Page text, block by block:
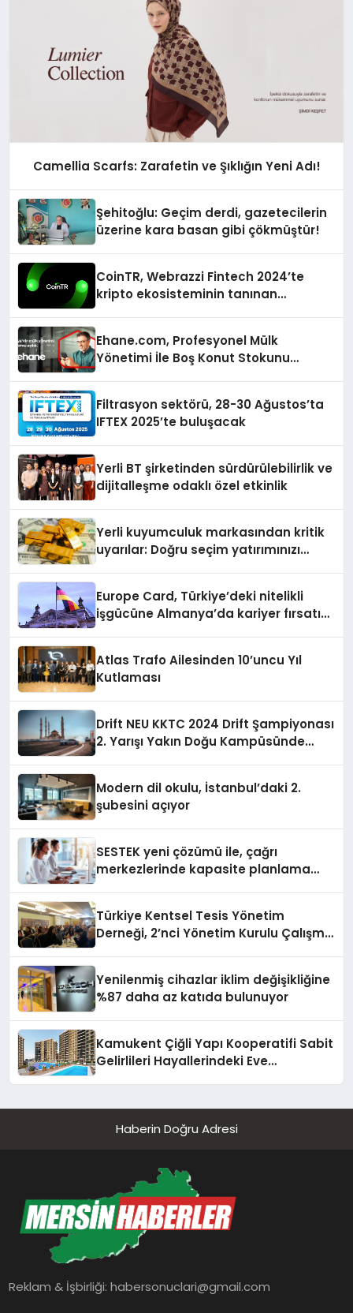
Camellia Scarfs: Zarafetin ve Şıklığın Yeni Adı!
Şehitoğlu: Geçim derdi, gazetecilerin
üzerine kara basan gibi çökmüştür!
CoinTR, Webrazzi Fintech 2024’te
kripto ekosisteminin tanınan
Ehane.com, Profesyonel Mülk
Yönetimi İle Boş Konut Stokunu
Filtrasyon sektörü, 28-30 Ağustos’ta
IFTEX 2025’te buluşacak
Yerli BT şirketinden sürdürülebilirlik ve
dijitalleşme odaklı özel etkinlik
Yerli kuyumculuk markasından kritik
uyarılar: Doğru seçim yatırımınızı
Europe Card, Türkiye’deki nitelikli
işgücüne Almanya’da kariyer fırsatı
Atlas Trafo Ailesinden 10’uncu Yıl
Kutlaması
Drift NEU KKTC 2024 Drift Şampiyonası
2. Yarışı Yakın Doğu Kampüsünde
Modern dil okulu, İstanbul’daki 2.
şubesini açıyor
SESTEK yeni çözümü ile, çağrı
merkezlerinde kapasite planlama
Türkiye Kentsel Tesis Yönetim
Derneği, 2’nci Yönetim Kurulu Çalışma
Yenilenmiş cihazlar iklim değişikliğine
%87 daha az katıda bulunuyor
Kamukent Çiğli Yapı Kooperatifi Sabit
Gelirlileri Hayallerindeki Eve
Haberin Doğru Adresi
Reklam & İşbirliği:habersonuclari@gmail.com